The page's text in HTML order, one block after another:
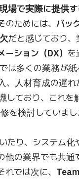
場で実際に提供
ためには、 バッ
だと感じており、
ーション（DX） を
は多くの業務が紙
、人材育成の遅
しており、これを
を検討していまし
たり、システム化
他の業界でも共通
では次に、